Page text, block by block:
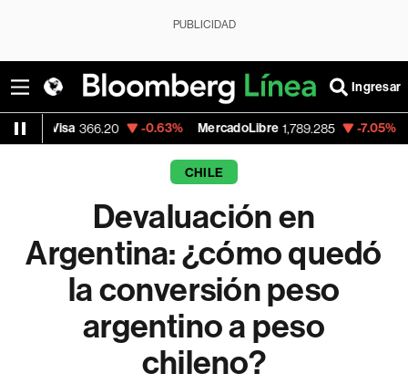
PUBLICIDAD
Ingresar
-0.63% MercadoLibre 1,789.285 -7.05% Banco de
CHILE
Devaluación en
Argentina: ¿cómo quedó
la conversión peso
argentino a peso
chileno?